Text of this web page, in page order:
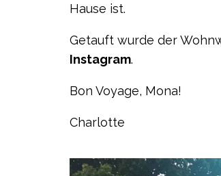
Hause ist.
Getauft wurde der
Instagram.
Bon Voyage, Mona!
Charlotte